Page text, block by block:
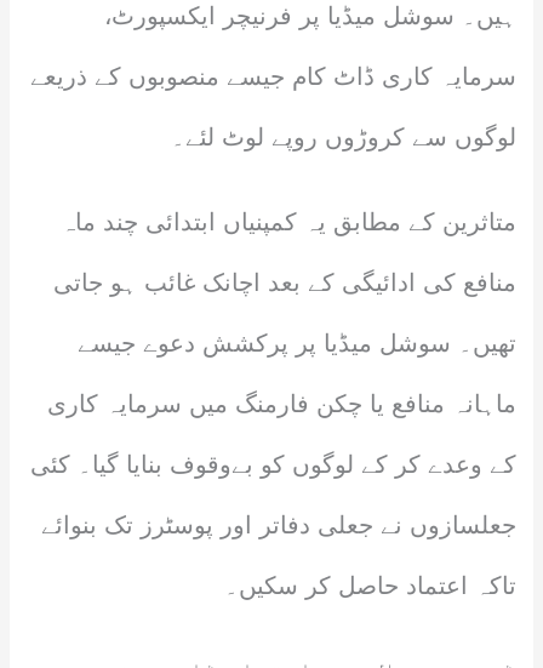
ہیں۔ سوشل میڈیا پر فرنیچر ایکسپورٹ،
سرمایہ کاری ڈاٹ کام جیسے منصوبوں کے ذریعے
لوگوں سے کروڑوں روپے لوٹ لئے۔
متاثرین کے مطابق یہ کمپنیاں ابتدائی چند ماہ
منافع کی ادائیگی کے بعد اچانک غائب ہو جاتی
تھیں۔ سوشل میڈیا پر پرکشش دعوے جیسے
ماہانہ منافع یا چکن فارمنگ میں سرمایہ کاری
کے وعدے کر کے لوگوں کو بےوقوف بنایا گیا۔ کئی
جعلسازوں نے جعلی دفاتر اور پوسٹرز تک بنوائے
تاکہ اعتماد حاصل کر سکیں۔